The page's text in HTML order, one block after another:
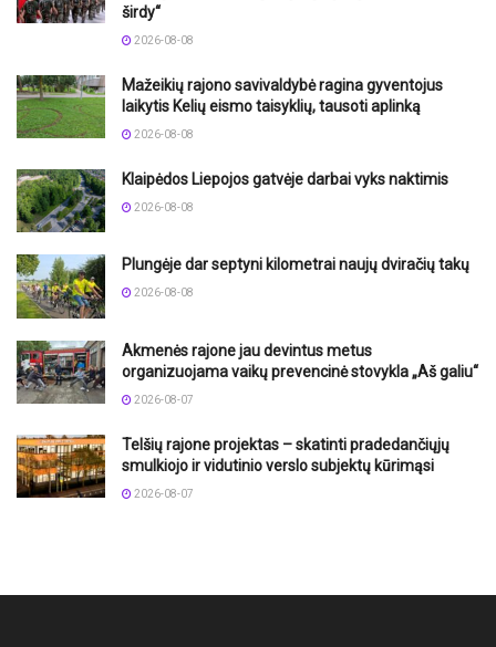
širdy“
2026-08-08
Mažeikių rajono savivaldybė ragina gyventojus
laikytis Kelių eismo taisyklių, tausoti aplinką
2026-08-08
Klaipėdos Liepojos gatvėje darbai vyks naktimis
2026-08-08
Plungėje dar septyni kilometrai naujų dviračių takų
2026-08-08
Akmenės rajone jau devintus metus
organizuojama vaikų prevencinė stovykla „Aš galiu“
2026-08-07
Telšių rajone projektas – skatinti pradedančiųjų
smulkiojo ir vidutinio verslo subjektų kūrimąsi
2026-08-07